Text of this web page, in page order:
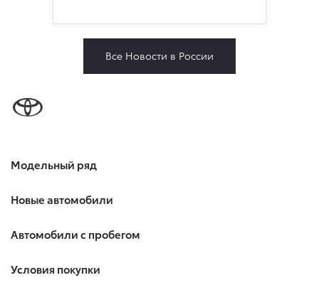
Все Новости в России
Модельный ряд
Новые автомобили
Автомобили с пробегом
Условия покупки